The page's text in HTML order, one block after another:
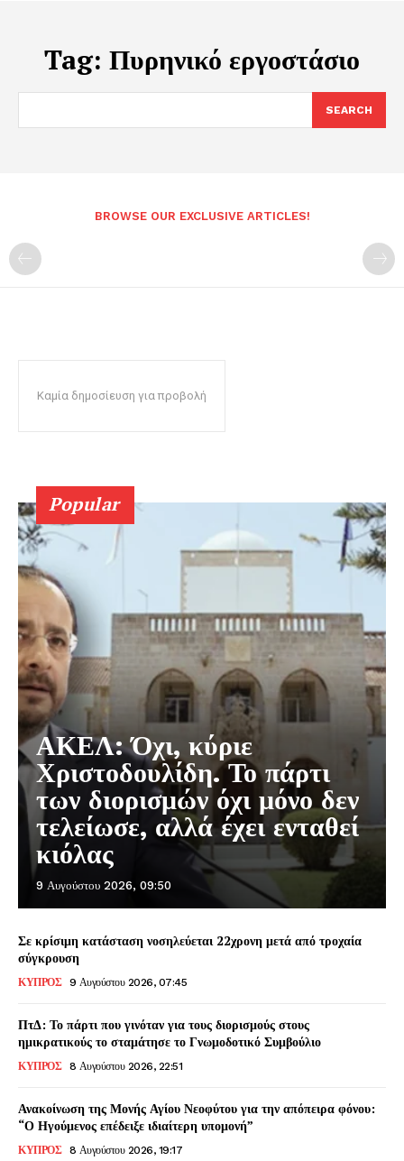
Tag: Πυρηνικό εργοστάσιο
SEARCH
BROWSE OUR EXCLUSIVE ARTICLES!
Καμία δημοσίευση για προβολή
Popular
ΑΚΕΛ: Όχι, κύριε
Χριστοδουλίδη. Το πάρτι
των διορισμών όχι μόνο δεν
τελείωσε, αλλά έχει ενταθεί
κιόλας
9 Αυγούστου 2026, 09:50
Σε κρίσιμη κατάσταση νοσηλεύεται 22χρονη μετά από τροχαία
σύγκρουση
ΚΥΠΡΟΣ 9 Αυγούστου 2026, 07:45
ΠτΔ: Το πάρτι που γινόταν για τους διορισμούς στους
ημικρατικούς το σταμάτησε το Γνωμοδοτικό Συμβούλιο
ΚΥΠΡΟΣ 8 Αυγούστου 2026, 22:51
Ανακοίνωση της Μονής Αγίου Νεοφύτου για την απόπειρα φόνου:
“Ο Ηγούμενος επέδειξε ιδιαίτερη υπομονή”
ΚΥΠΡΟΣ 8 Αυγούστου 2026, 19:17